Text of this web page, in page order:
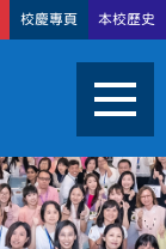
校慶專頁 本校歷史